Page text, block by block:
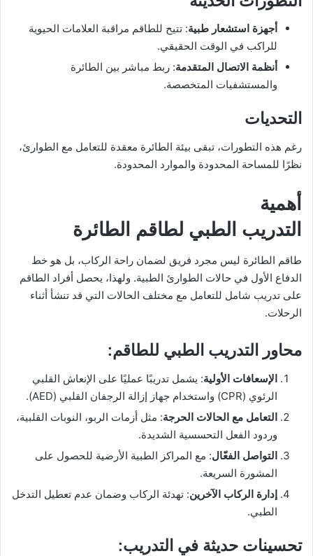
أجهزة استشعار طبية: تتيح للطاقم مراقبة العلامات الحيوية
للراكب في الوقت الحقيقي.
أنظمة الاتصال المتقدمة: ربط مباشر بين الطائرة
والمستشفيات المتخصصة.
التحديات
رغم هذه التطورات، تبقى بيئة الطائرة معقدة للتعامل مع الطوارئ،
نظرًا للمساحة المحدودة والموارد المحدودة.
أهمية
التدريب الطبي لطاقم الطائرة
طاقم الطائرة ليس مجرد فريق لضمان راحة الركاب، بل هو خط
الدفاع الأول في حالات الطوارئ الطبية. ولهذا، يحصل أفراد الطاقم
على تدريب شامل للتعامل مع مختلف الحالات التي قد تنشأ أثناء
الرحلات.
محاور التدريب الطبي للطاقم:
الإسعافات الأولية: يشمل تدريبًا عمليًا على الإنعاش القلبي
الرئوي (CPR) واستخدام جهاز إزالة الرجفان القلبي (AED).
التعامل مع الحالات الحرجة: مثل أزمات الربو، النوبات القلبية،
وردود الفعل التحسسية الشديدة.
التواصل الفعّال: مع المراكز الطبية الأرضية للحصول على
المشورة السريعة.
إدارة الركاب الآخرين: تهدئة الركاب وضمان عدم تعطيل التدخل
الطبي.
تحسينات حديثة في التدريب: